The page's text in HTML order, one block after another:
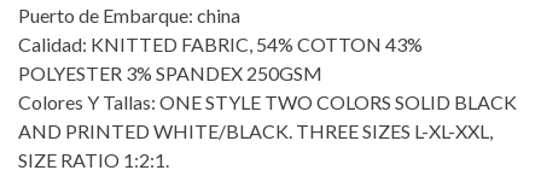
Puerto de Embarque: china
Calidad: KNITTED FABRIC, 54% COTTON 43%
POLYESTER 3% SPANDEX 250GSM
Colores Y Tallas: ONE STYLE TWO COLORS SOLID BLACK
AND PRINTED WHITE/BLACK. THREE SIZES L-XL-XXL,
SIZE RATIO 1:2:1.